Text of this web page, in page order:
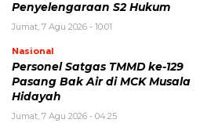
Penyelengaraan S2 Hukum
Jumat, 7 Agu 2026 - 10:01
Nasional
Personel Satgas TMMD ke-129
Pasang Bak Air di MCK Musala
Hidayah
Jumat, 7 Agu 2026 - 04:25